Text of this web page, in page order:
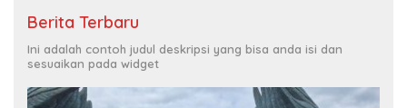
Berita Terbaru
Ini adalah contoh judul deskripsi yang bisa anda isi dan
sesuaikan pada widget